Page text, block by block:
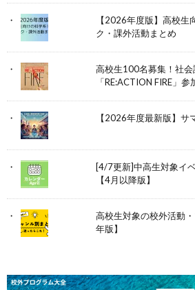
【2026年度版】高校生
ク・課外活動まとめ
高校生100名募集！社
「RE:ACTION FIRE」参
【2026年度最新版】サ
[4/7更新]中高生対象イ
【4月以降版】
高校生対象の校外活動
年版】